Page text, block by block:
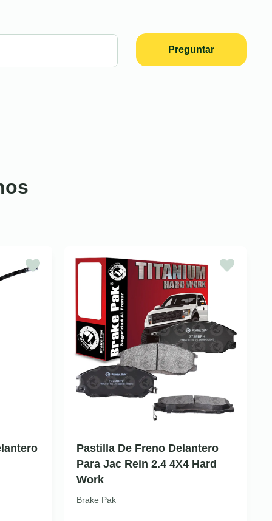
Preguntar
Pastilla De Freno Delantero
Para Jac Rein 2.4 4X4 Hard
Work
Brake Pak